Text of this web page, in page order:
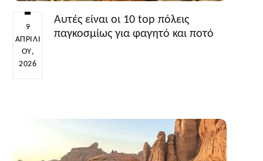
9
ΑΠΡΙΛΊ
ΟΥ,
2026
Αυτές είναι οι 10 top πόλεις
παγκοσμίως για φαγητό και ποτό